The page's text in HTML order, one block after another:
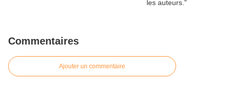
Commentaires
Ajouter un commentaire